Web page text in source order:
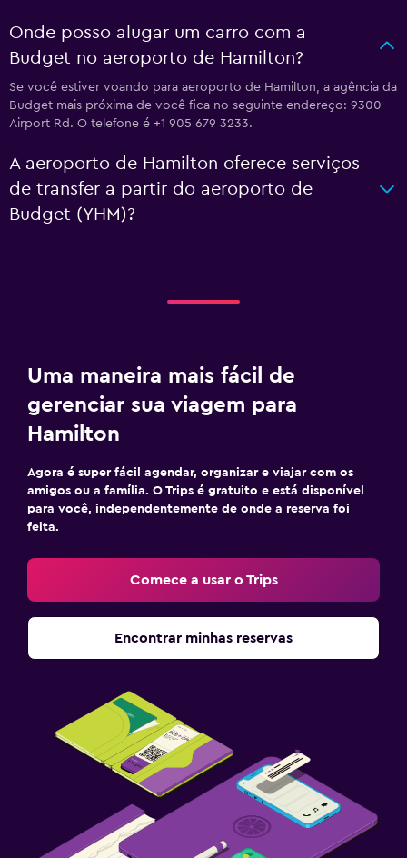
Onde posso alugar um carro com a
Budget no aeroporto de Hamilton?
Se você estiver voando para aeroporto de Hamilton, a agência da
Budget mais próxima de você fica no seguinte endereço: 9300
Airport Rd. O telefone é +1 905 679 3233.
A aeroporto de Hamilton oferece serviços
de transfer a partir do aeroporto de
Budget (YHM)?
Uma maneira mais fácil de
gerenciar sua viagem para
Hamilton
Agora é super fácil agendar, organizar e viajar com os
amigos ou a família. O Trips é gratuito e está disponível
para você, independentemente de onde a reserva foi
feita.
Comece a usar o Trips
Encontrar minhas reservas